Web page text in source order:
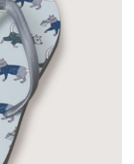
-動物郵差|男生